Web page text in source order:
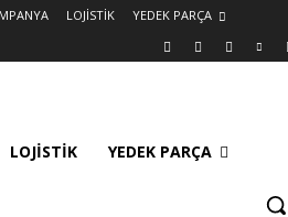
LOJİSTİK YEDEK PARÇA
LOJİSTİK YEDEK PARÇA